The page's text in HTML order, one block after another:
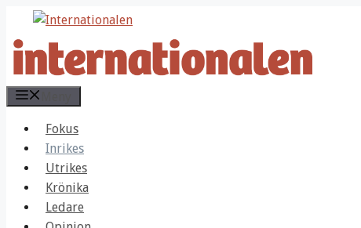
Hoppa
innehåll
Fokus
Inrikes
Utrikes
Krönika
Ledare